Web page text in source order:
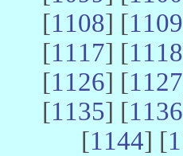
[1108] [1109
[1117] [1118
[1126] [1127
[1135] [1136
[1144] [